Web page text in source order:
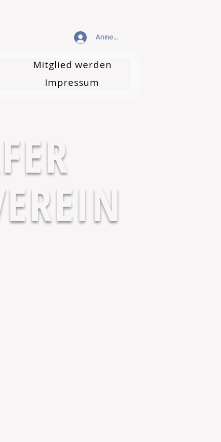
Anmelden
Mitglied werden
Impressum